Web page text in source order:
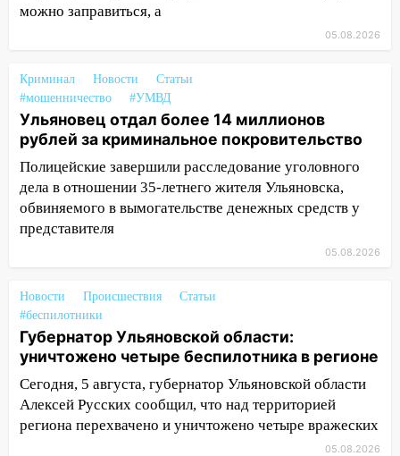
13:00
Водитель без прав врезался в
12:37
Переезжал «зебру» на
велосипеде и попал под колеса
12:18 Вспыхнул изнутри: в
Железнодорожном районе горела дача
11:33 В Засвияжье под колёса авто
попал мужчина
11:17 В Радищевском районе сгорели
10:18 Губернатор Ульяновской области:
уничтожено четыре беспилотника в
регионе
10:00 В Ульяновске дотла сгорел
легковой автомобиль
В Ульяновске будут судить десять
можно заправиться, а
05.08.2026
Криминал Новости
Статьи
#мошенничество
#УМВД
Ульяновец отдал более 14 миллионов
рублей за криминальное покровительство
Полицейские завершили расследование уголовного
дела в отношении 35-летнего жителя Ульяновска,
обвиняемого в вымогательстве денежных средств у
представителя
05.08.2026
Новости Происшествия
Статьи
#беспилотники
Губернатор Ульяновской области:
уничтожено четыре беспилотника в регионе
Сегодня, 5 августа, губернатор Ульяновской области
Алексей Русских сообщил, что над территорией
региона перехвачено и уничтожено четыре вражеских
05.08.2026